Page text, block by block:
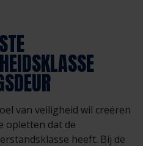
van veiligheid wil creëren
opletten dat de
heeft. Bij de